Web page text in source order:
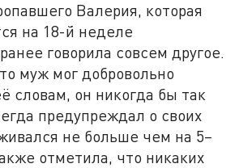
Валерия, которая
на 18-й неделе
говорила совсем другое.
муж мог добровольно
словам, он никогда бы так
предупреждал о своих
не больше чем на 5–
отметила, что никаких